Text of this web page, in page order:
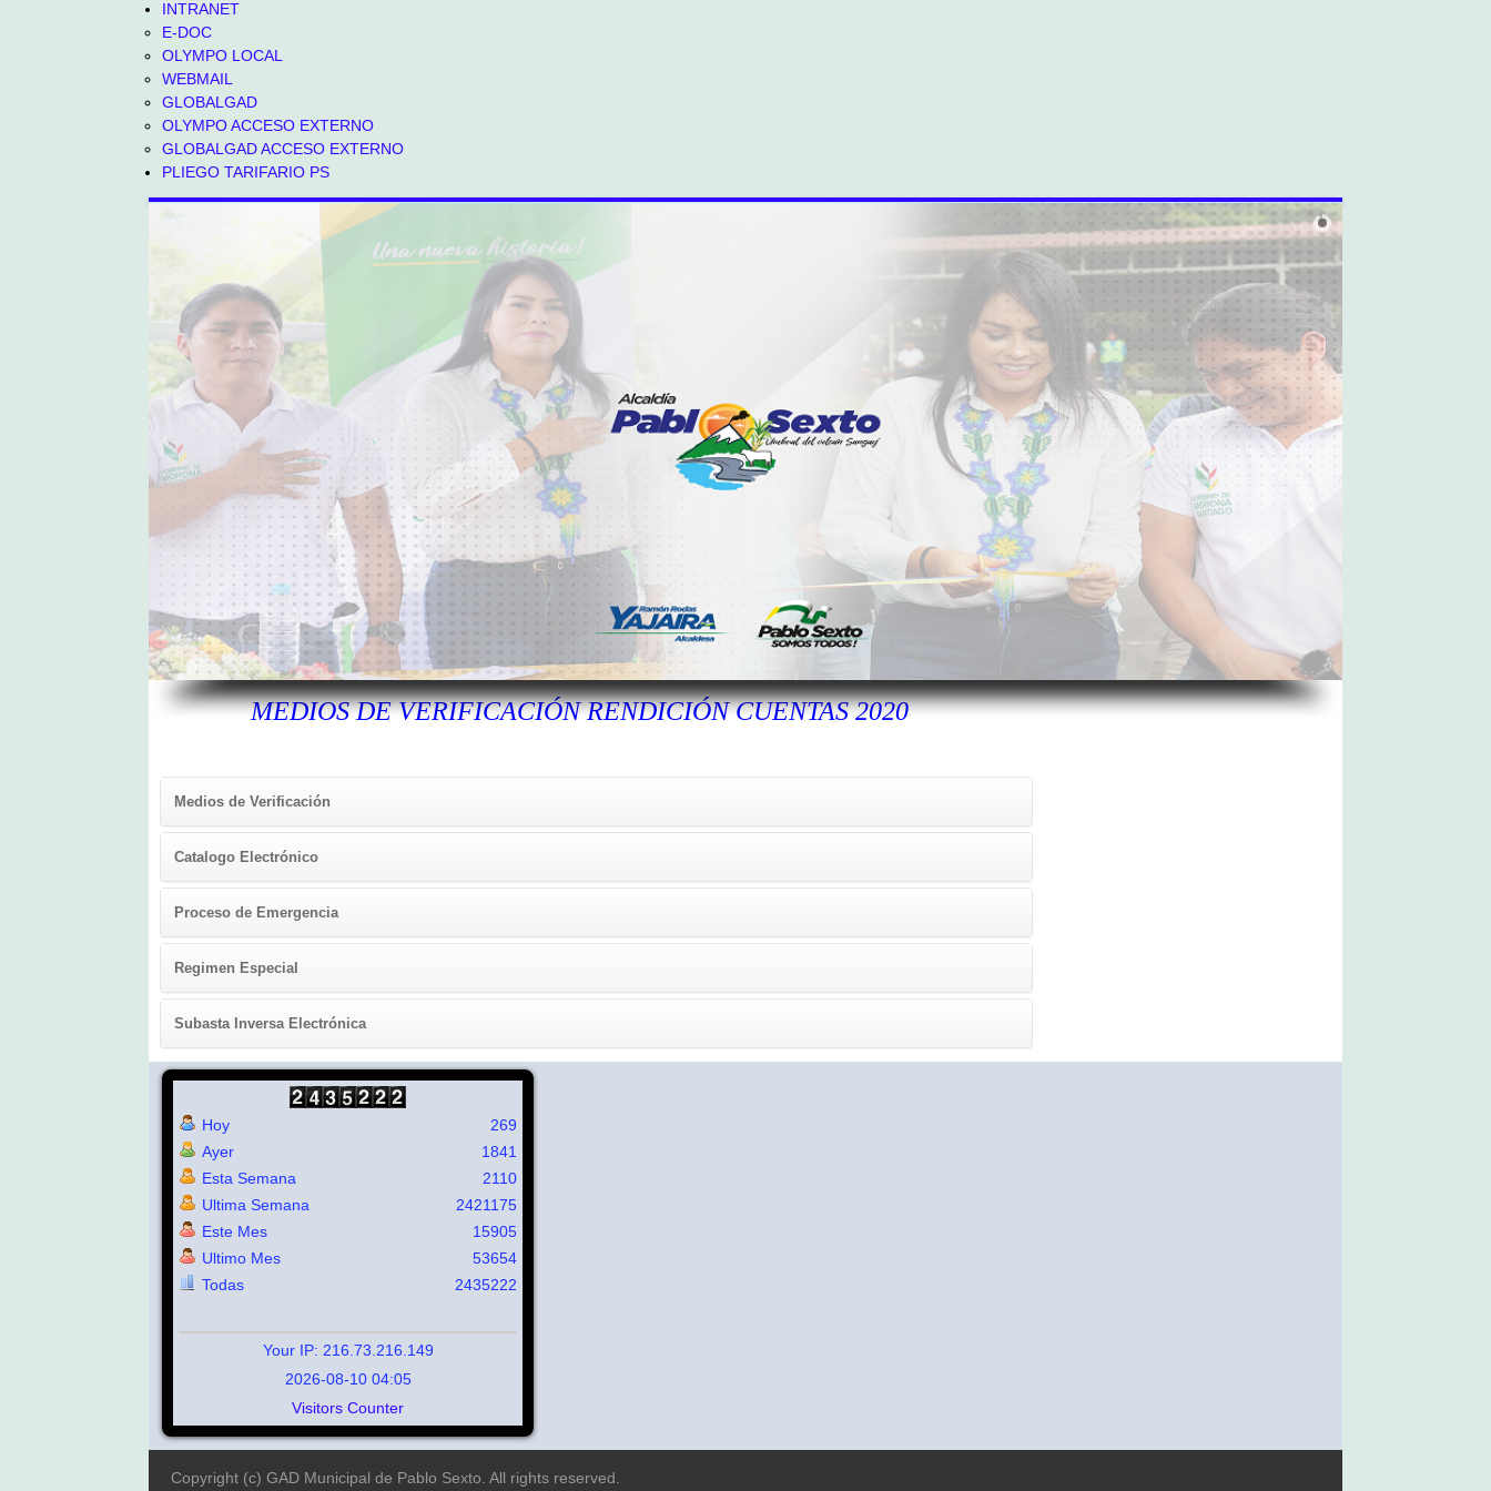
INTRANET
E-DOC
OLYMPO LOCAL
WEBMAIL
GLOBALGAD
OLYMPO ACCESO EXTERNO
GLOBALGAD ACCESO EXTERNO
PLIEGO TARIFARIO PS
MEDIOS DE VERIFICACIÓN RENDICIÓN CUENTAS 2020
Medios de Verificación
Catalogo Electrónico
Proceso de Emergencia
Regimen Especial
Subasta Inversa Electrónica
Hoy
Ayer
Esta Semana
Ultima Semana
Este Mes
Ultimo Mes
Todas
269
1841
2110
2421175
15905
53654
2435222
Your IP: 216.73.216.149
2026-08-10 04:05
Visitors Counter
Copyright (c) GAD Municipal de Pablo Sexto. All rights reserved.